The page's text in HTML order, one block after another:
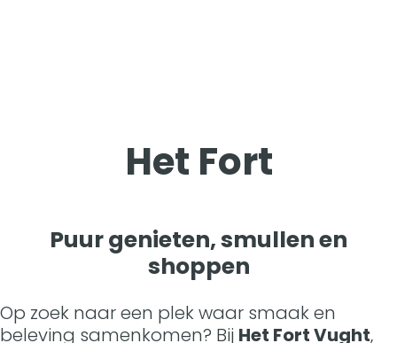
Het Fort
Puur genieten, smullen en
shoppen
Op zoek naar een plek waar smaak en
beleving samenkomen? Bij Het Fort Vught,